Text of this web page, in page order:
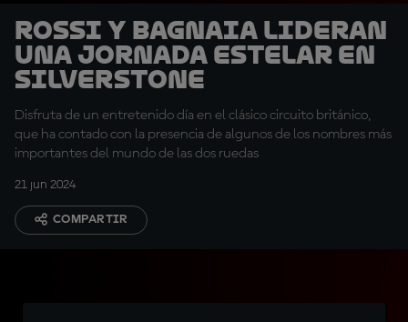
Rossi y Bagnaia lideran
una jornada estelar en
Silverstone
Disfruta de un entretenido día en el clásico circuito británico,
que ha contado con la presencia de algunos de los nombres más
importantes del mundo de las dos ruedas
21 jun 2024
COMPARTIR